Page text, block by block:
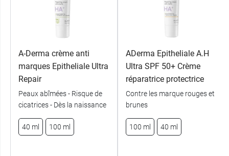
A-Derma crème anti
marques Epitheliale Ultra
Repair
Peaux abîmées - Risque de
cicatrices - Dès la naissance
40 ml 100 ml
ADerma Epitheliale A.H
Ultra SPF 50+ Crème
réparatrice protectrice
Contre les marque rouges et
brunes
100 ml 40 ml